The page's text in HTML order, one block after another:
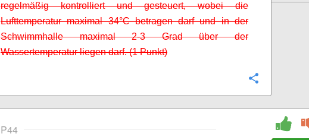
regelmäßigkontrolliert und gesteuert, wobei die
Lufttemperatur maximal 34°C betragen darf und in der
Schwimmhalle maximal 2-3 Grad über der
Wassertemperatur liegen darf. (1 Punkt)
P44